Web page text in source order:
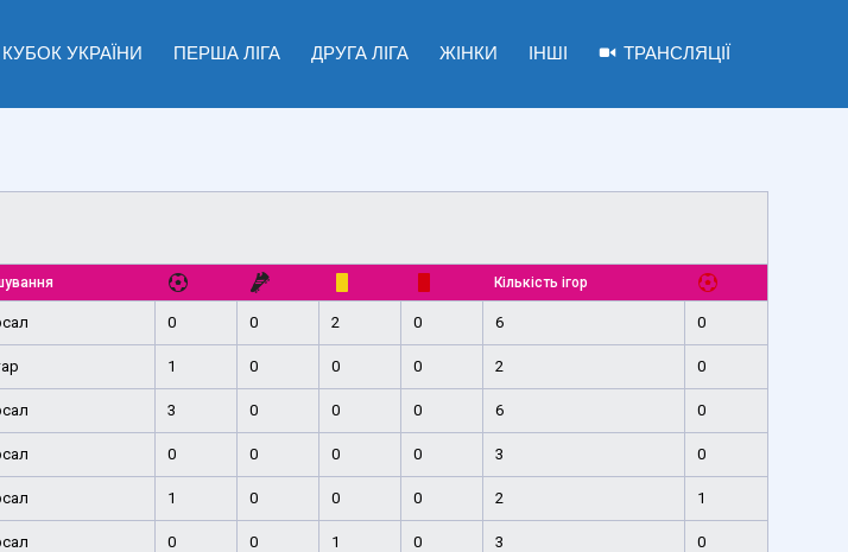
КУБОК УКРАЇНИ ПЕРША ЛІГА ДРУГА ЛІГА ЖІНКИ ІНШІ ТРАНСЛЯЦІЇ
Кількість ігор
0 0 2 0 6 0
1 0 0 0 2 0
3 0 0 0 6 0
0 0 0 0 3 0
1 0 0 0 2 1
0 0 1 0 3 0